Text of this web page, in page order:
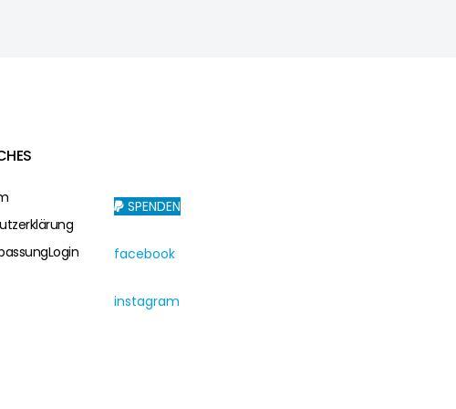
Login
SPENDEN
facebook
instagram